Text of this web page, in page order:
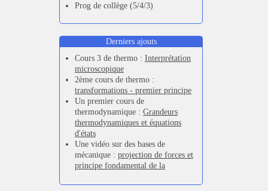
Prog de collège (5/4/3)
Derniers ajouts
Cours 3 de thermo : Interprétation
microscopique
2ème cours de thermo :
transformations - premier principe
Un premier cours de
thermodynamique : Grandeurs
thermodynamiques et équations
d'états
Une vidéo sur des bases de
mécanique : projection de forces et
principe fondamental de la
frottements